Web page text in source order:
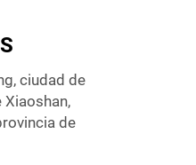
ciudad de
de